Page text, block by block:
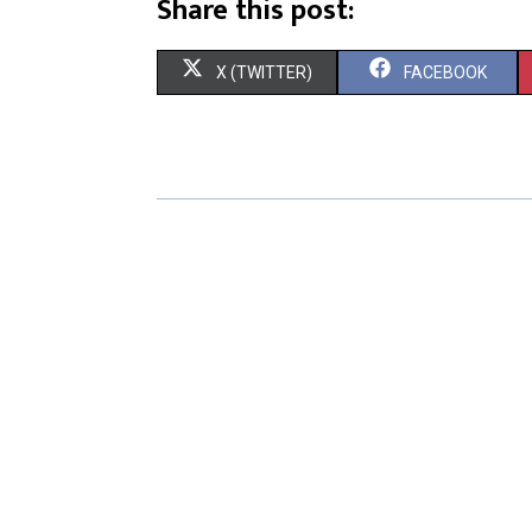
Share this post:
X (TWITTER) FACEBOOK